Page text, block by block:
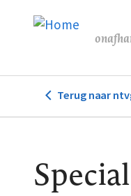
de
Terug naar